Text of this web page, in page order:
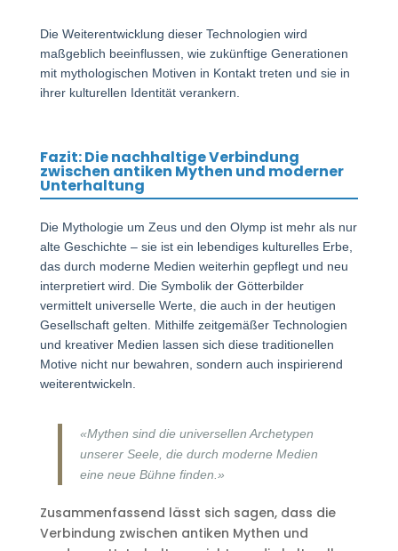
Die Weiterentwicklung dieser Technologien wird
maßgeblich beeinflussen, wie zukünftige Generationen
mit mythologischen Motiven in Kontakt treten und sie in
ihrer kulturellen Identität verankern.
Fazit: Die nachhaltige Verbindung
zwischen antiken Mythen und moderner
Unterhaltung
Die Mythologie um Zeus und den Olymp ist mehr als nur
alte Geschichte – sie ist ein lebendiges kulturelles Erbe,
das durch moderne Medien weiterhin gepflegt und neu
interpretiert wird. Die Symbolik der Götterbilder
vermittelt universelle Werte, die auch in der heutigen
Gesellschaft gelten. Mithilfe zeitgemäßer Technologien
und kreativer Medien lassen sich diese traditionellen
Motive nicht nur bewahren, sondern auch inspirierend
weiterentwickeln.
«Mythen sind die universellen Archetypen
unserer Seele, die durch moderne Medien
eine neue Bühne finden.»
Zusammenfassend lässt sich sagen, dass die
Verbindung zwischen antiken Mythen und